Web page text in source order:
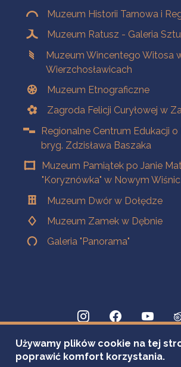
Muzeum Historii Tarnowa i
Muzeum Ratusz - Galeria
Muzeum Wincentego Witosa
Wierzchosławicach
Muzeum Etnograficzne
Zagroda Felicji Curyłowej w
Regionalne Centrum Edukacji o
bryg. Zdzisława Baszaka
Muzeum Pamiątek po Janie
"Koryznówka" w Nowym
Muzeum Dwór w Dołędze
Muzeum Zamek w Dębnie
Galeria "Panorama"
Używamy plików cookie na tej
poprawić komfort korzystania.